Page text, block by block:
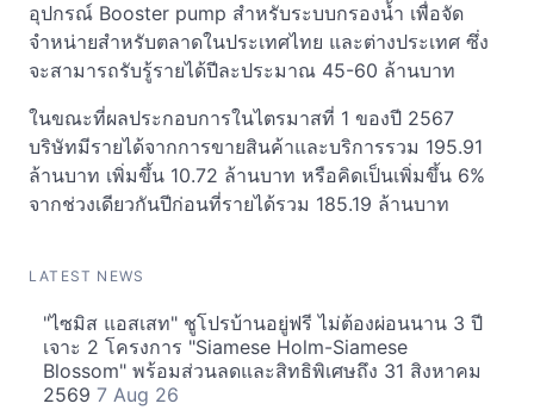
อุปกรณ์ Booster pump สำหรับระบบกรองน้ำ เพื่อจัด
จำหน่ายสำหรับตลาดในประเทศไทย และต่างประเทศ ซึ่ง
จะสามารถรับรู้รายได้ปีละประมาณ 45-60 ล้านบาท
ในขณะที่ผลประกอบการในไตรมาสที่ 1 ของปี 2567
บริษัทมีรายได้จากการขายสินค้าและบริการรวม 195.91
ล้านบาท เพิ่มขึ้น 10.72 ล้านบาท หรือคิดเป็นเพิ่มขึ้น 6%
จากช่วงเดียวกันปีก่อนที่รายได้รวม 185.19 ล้านบาท
LATEST NEWS
"ไซมิส แอสเสท" ชูโปรบ้านอยู่ฟรี ไม่ต้องผ่อนนาน 3 ปี
เจาะ 2 โครงการ "Siamese Holm-Siamese
Blossom" พร้อมส่วนลดและสิทธิพิเศษถึง 31 สิงหาคม
2569 7 Aug 26